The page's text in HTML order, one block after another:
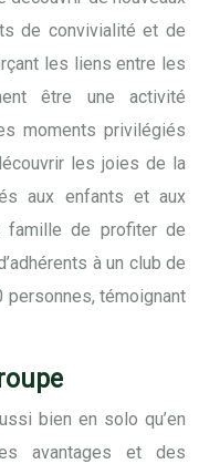
de convivialité et de
les liens entre les
être une activité
moments privilégiés
les joies de la
aux enfants et aux
famille de profiter de
à un club de
témoignant
bien en solo qu’en
avantages et des